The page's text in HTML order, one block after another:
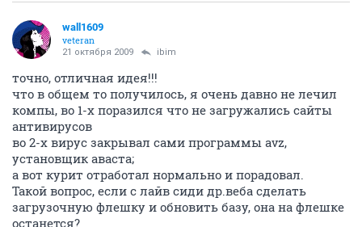
wall1609
veteran
21 октября 2009 ibim
точно, отличная идея!!!
что в общем то получилось, я очень давно не лечил
компы, во 1-х поразился что не загружались сайты
антивирусов
во 2-х вирус закрывал сами программы avz,
установщик аваста;
а вот курит отработал нормально и порадовал.
Такой вопрос, если с лайв сиди др.веба сделать
загрузочную флешку и обновить базу, она на флешке
останется?